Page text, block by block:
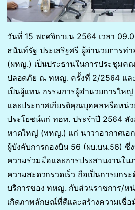
วันที่ 15 พฤศจิกายน 2564 เวลา
ธนันท์รัฐ ประเสริฐศรี ผู้อำนวยการท่
(ผหญ.) เป็นประธานในการประชุมค
ปลอดภัย ณ ทหญ. ครั้งที่ 2/2564 แล
เป็นผู้แทน กรรมการผู้อำนวยการให
และประกาศเกียรติคุณบุคคลหรือหน่
ประโยชน์แก่ ทอท. ประจำปี 2564 สั
หาดใหญ่ (ทหญ.) แก่ นาวาอากาศเอ
ผู้บังคับการกองบิน 56 (ผบ.บน.56) ซึ่
ความร่วมมือและการประสานงานใน
ความสะดวกรวดเร็ว ถือเป็นการยกร
บริการของ ทหญ. กับส่วนราชการ/หน่
เกิดภาพลักษณ์ที่ดีและสร้างความเชื่อ